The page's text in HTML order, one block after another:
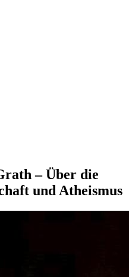
– Über die
und Atheismus